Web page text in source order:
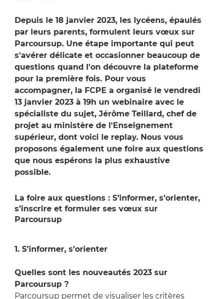
Depuis le 18 janvier 2023, les lycéens, épaulés
par leurs parents, formulent leurs vœux sur
Parcoursup. Une étape importante qui peut
s'avérer délicate et occasionner beaucoup de
questions quand l'on découvre la plateforme
pour la première fois. Pour vous
accompagner, la FCPE a organisé le vendredi
13 janvier 2023 à 19h un webinaire avec le
spécialiste du sujet, Jérôme Teillard, chef de
projet au ministère de l'Enseignement
supérieur, dont voici le replay. Nous vous
proposons également une foire aux questions
que nous espérons la plus exhaustive
possible.
La foire aux questions : S’informer, s’orienter,
s’inscrire et formuler ses vœux sur
Parcoursup
1. S’informer, s’orienter
Quelles sont les nouveautés 2023 sur
Parcoursup ?
Parcoursup permet de visualiser les critères